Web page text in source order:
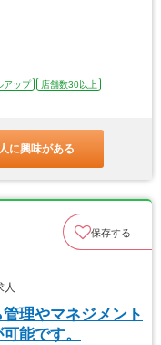
アップ
店舗数30以上
に興味がある
保存する
人
理やマネジメント
能です。